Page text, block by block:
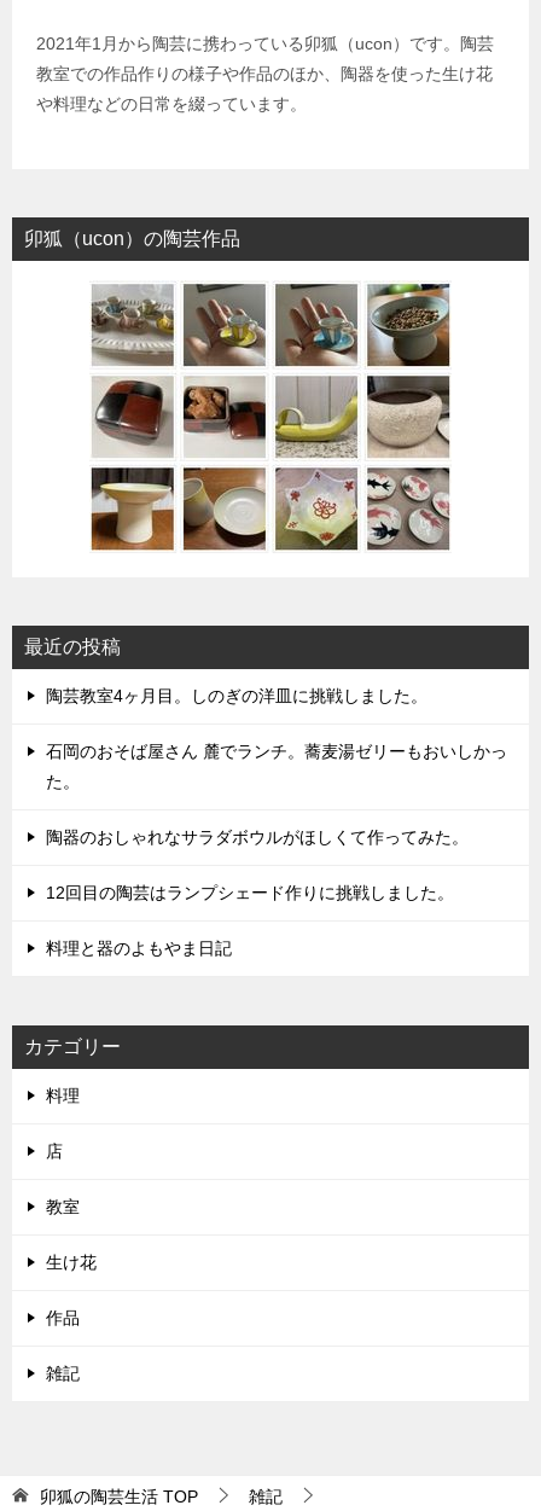
2021年1月から陶芸に携わっている卯狐（ucon）です。陶芸
教室での作品作りの様子や作品のほか、陶器を使った生け花
や料理などの日常を綴っています。
卯狐（ucon）の陶芸作品
最近の投稿
陶芸教室4ヶ月目。しのぎの洋皿に挑戦しました。
石岡のおそば屋さん 麓でランチ。蕎麦湯ゼリーもおいしかっ
た。
陶器のおしゃれなサラダボウルがほしくて作ってみた。
12回目の陶芸はランプシェード作りに挑戦しました。
料理と器のよもやま日記
カテゴリー
料理
店
教室
生け花
作品
雑記
卯狐の陶芸生活 TOP 雑記